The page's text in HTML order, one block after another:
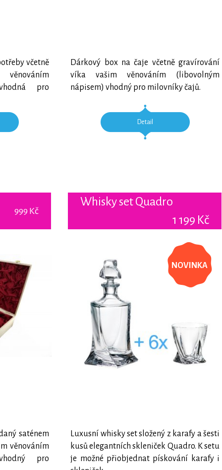
včetně
pro
Dárkový box na čaje včetně gravírování
víka vašim věnováním (libovolným
nápisem) vhodný pro milovníky čajů.
Detail
999 Kč
saténem
věnováním
pro
Whisky set Quadro
1 199 Kč
Luxusní whisky set složený z karafy a šesti
kusů elegantních skleniček Quadro. K setu
je možné přiobjednat pískování karafy i
NOVINKA